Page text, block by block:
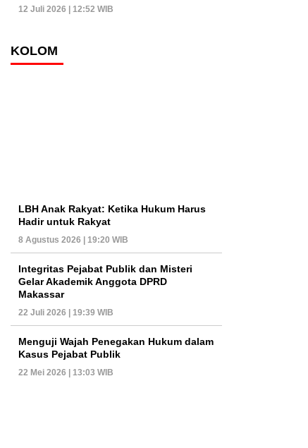
12 Juli 2026 | 12:52 WIB
KOLOM
LBH Anak Rakyat: Ketika Hukum Harus
Hadir untuk Rakyat
8 Agustus 2026 | 19:20 WIB
Integritas Pejabat Publik dan Misteri
Gelar Akademik Anggota DPRD
Makassar
22 Juli 2026 | 19:39 WIB
Menguji Wajah Penegakan Hukum dalam
Kasus Pejabat Publik
22 Mei 2026 | 13:03 WIB